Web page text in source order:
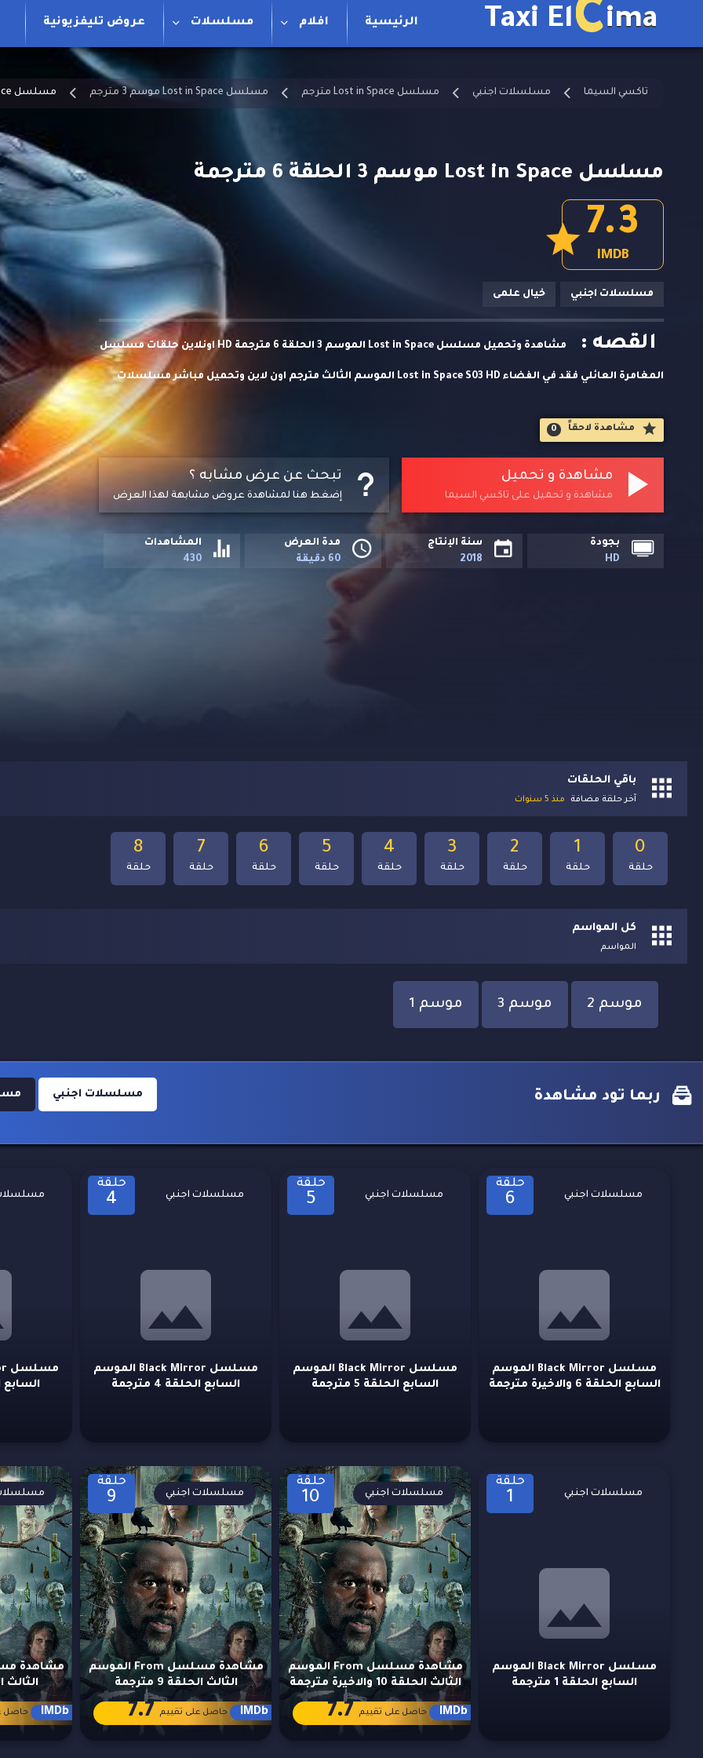
Taxi ElCima الرئيسية افلام مسلسلات عروض تليفزيونية
تاكسي السيما مسلسلات اجنبي مسلسل Lost in Space مترجم مسلسل Lost in Space موسم 3 مترجم مسلسل Lost in Space موسم 3 الحلقة 6 مترجمة
مسلسل Lost in Space موسم 3 الحلقة 6 مترجمة
IMDB
7.3
مسلسلات اجنبي خيال علمى
القصه : مشاهدة وتحميل مسلسل Lost in Space الموسم 3 الحلقة 6 مترجمة HD اونلاين حلقات مسلسل
المغامرة العائلي فقد في الفضاء Lost in Space S03 HD الموسم الثالث مترجم اون لاين وتحميل مباشر مسلسلات
اجنبي مترجمة حصريا على تاكسي السيما. بعد ارتطام سفينة "عائلة روبنسون" الفضائية بسطح كوكب فضائي غريب،
يتَحدّون كل الصعاب للنجاة والهرب... ولكن المخاطر الخفية تحاصرهم.
مشاهدة لاحقاََ 0
تبحث عن عرض مشابه ؟
إضغط هنا لمشاهدة عروض مشابهة لهذا العرض
مشاهدة و تحميل
مشاهدة و تحميل على تاكسي السيما
بجودة
HD
سنة الإنتاج
2018
مدة العرض
60 دقيقة
المشاهدات
430
باقي الحلقات
آخر حلقة مضافة منذ 5 سنوات
8
حلقة
7
حلقة
6
حلقة
5
حلقة
4
حلقة
3
حلقة
2
حلقة
1
حلقة
0
حلقة
كل المواسم
المواسم
موسم 2 موسم 3 موسم 1
ربما تود مشاهدة مسلسلات اجنبي
حلقة
6
مسلسل Black Mirror الموسم
السابع الحلقة 6 والاخيرة مترجمة
مسلسلات اجنبي
حلقة
5
مسلسل Black Mirror الموسم
السابع الحلقة 5 مترجمة
مسلسلات اجنبي
حلقة
4
مسلسل Black Mirror الموسم
السابع الحلقة 4 مترجمة
مسلسلات اجنبي
السابع
حلقة
1
مسلسل Black Mirror الموسم
السابع الحلقة 1 مترجمة
مسلسلات اجنبي
حلقة
10
مشاهدة مسلسل From الموسم
الثالث الحلقة 10 والاخيرة مترجمة
مسلسلات اجنبي
IMDb حاصل على تقييم 7.7
حلقة
9
مشاهدة مسلسل From الموسم
الثالث الحلقة 9 مترجمة
مسلسلات اجنبي
IMDb حاصل على تقييم 7.7
الثالث
IMDb حاصل